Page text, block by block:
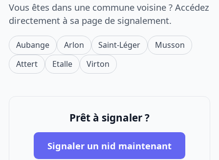
Vous êtes dans une commune voisine ? Accédez
directement à sa page de signalement.
Aubange Arlon Saint-Léger
Musson
Attert
Etalle Virton
Prêt à signaler ?
Signaler un nid maintenant